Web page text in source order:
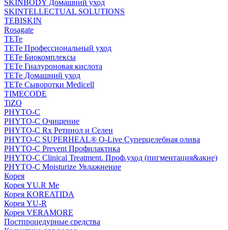
SKINBODY Домашний уход
SKINTELLECTUAL SOLUTIONS
TEBISKIN
Rosagate
TETe
TETe Профессиональный уход
TETe Биокомплексы
TETe Гиалуроновая кислота
TETe Домашний уход
TETe Сыворотки Medicell
TIMECODE
TiZO
PHYTO-C
PHYTO-C Очищение
PHYTO-C Rx Ретинол и Селен
PHYTO-C SUPERHEAL® O-Live Суперцелебная олива
PHYTO-C Prevent Профилактика
PHYTO-C Clinical Treatment. Проф.уход (пигментация&акне)
PHYTO-C Moisturize Увлажнение
Корея
Корея YU.R Me
Корея KOREATIDA
Корея YU-R
Корея VERAMORE
Постпроцедурные средства